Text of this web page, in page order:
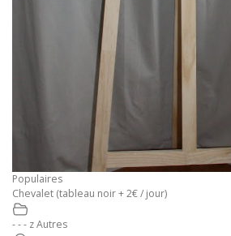
Populaires
Chevalet (tableau noir + 2€ / jour)
- - - z Autres